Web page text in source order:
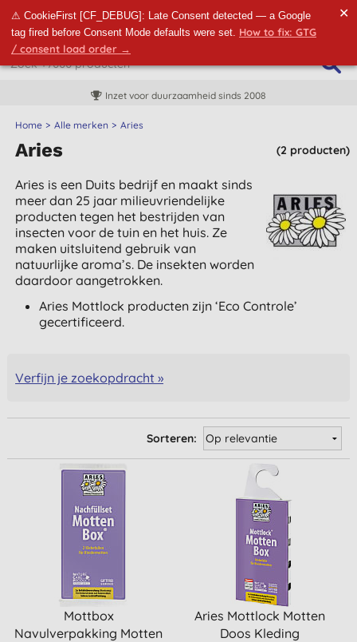
⚠ CookieFirst [CF_DEBUG]: Late Consent detected — a Google
tag fired before Consent Mode defaults were set. How to fix: GTG
/ consent load order →
✕
Inzet voor duurzaamheid sinds 2008
Home Alle merken Aries
(2 producten)
Aries
Aries is een Duits bedrijf en maakt sinds
meer dan 25 jaar milieuvriendelijke
producten tegen het bestrijden van
insecten voor de tuin en het huis. Ze
maken uitsluitend gebruik van
natuurlijke aroma’s. De insekten worden
daardoor aangetrokken.
Aries Mottlock producten zijn ‘Eco Controle’
gecertificeerd.
Verfijn je zoekopdracht »
Sorteren:
Mottbox
Navulverpakking Motten
Aries Mottlock Motten
Doos Kleding